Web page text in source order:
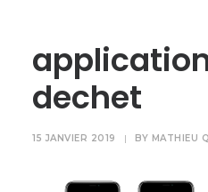
RECHERCHE
dechet
15 JANVIER 2019 | BY MATHIEU